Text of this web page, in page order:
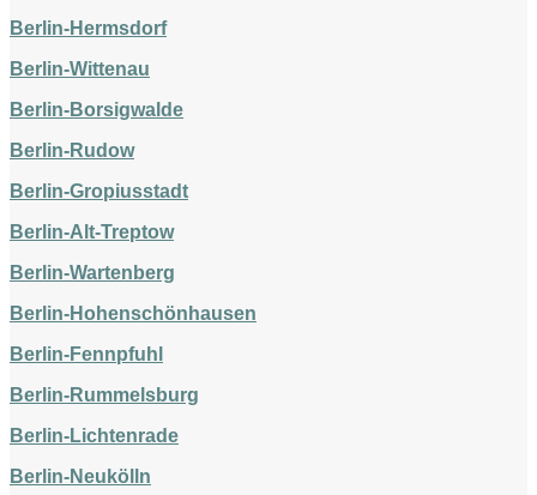
Berlin-Hermsdorf
Berlin-Wittenau
Berlin-Borsigwalde
Berlin-Rudow
Berlin-Gropiusstadt
Berlin-Alt-Treptow
Berlin-Wartenberg
Berlin-Hohenschönhausen
Berlin-Fennpfuhl
Berlin-Rummelsburg
Berlin-Lichtenrade
Berlin-Neukölln